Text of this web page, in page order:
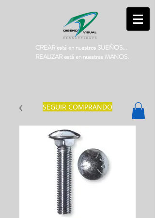
CREAR está en nuestros SUEÑOS...
REALIZAR está en nuestras MANOS.
SEGUIR COMPRANDO